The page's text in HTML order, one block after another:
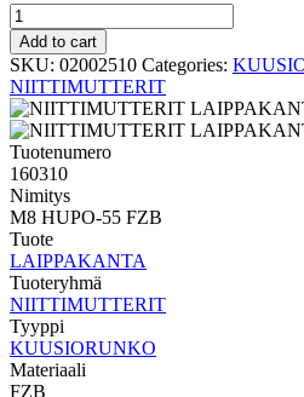
KUUSIORUNKO
LAIPPAKANTA
M8
HUPO-
55
FZB
quantity
Add to cart
SKU: 02002510 Categories:
NIITTIMUTTERIT
Tuotenumero
160310
Nimitys
M8 HUPO-55 FZB
Tuote
LAIPPAKANTA
Tuoteryhmä
NIITTIMUTTERIT
Tyyppi
KUUSIORUNKO
Materiaali
FZB